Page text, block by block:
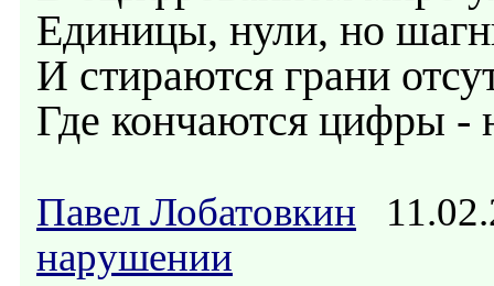
Единицы, нули, но
И стираются грани
Где кончаются цифры -
Павел Лобатовкин
нарушении